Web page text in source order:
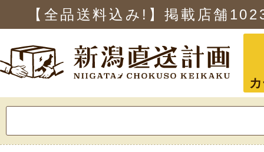
【全品送料込み!】掲載店舗
索: